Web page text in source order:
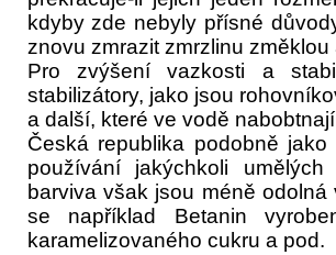
kdyby zde nebyly přísné
znovu zmrazit zmrzlinu změklou
Pro zvýšení vazkosti a
stabilizátory, jako jsou
a další, které ve vodě
Česká republika podobně
používání jakýchkoli
barviva však jsou méně
se například Betanin
karamelizovaného cukru a pod.